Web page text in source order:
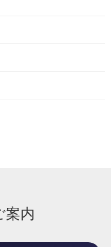
案内